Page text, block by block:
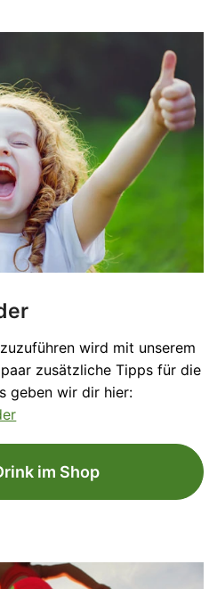
wird mit unserem
zusätzliche Tipps für die
geben wir dir hier:
im Shop